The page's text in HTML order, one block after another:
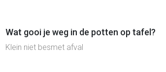
Wat gooi je weg in de potten op tafel?
Klein niet besmet afval